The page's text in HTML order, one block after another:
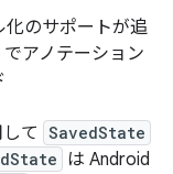
化のサポートが追
でアノテーション
て SavedState
は Android